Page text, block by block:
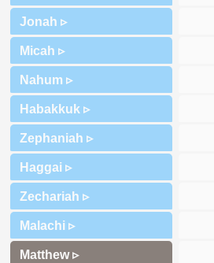
Jonah ▹
Micah ▹
Nahum ▹
Habakkuk ▹
Zephaniah ▹
Haggai ▹
Zechariah ▹
Malachi ▹
Matthew ▹